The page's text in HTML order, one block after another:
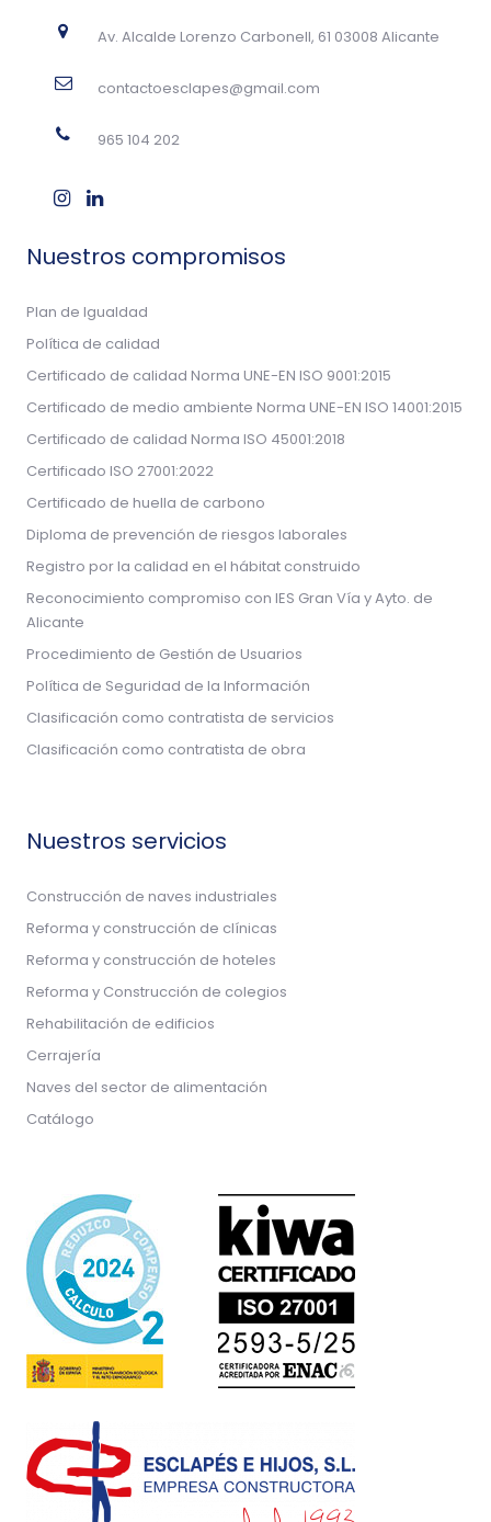
Av. Alcalde Lorenzo Carbonell, 61 03008 Alicante
contactoesclapes@gmail.com
965 104 202
Nuestros compromisos
Plan de Igualdad
Política de calidad
Certificado de calidad Norma UNE-EN ISO 9001:2015
Certificado de medio ambiente Norma UNE-EN ISO 14001:2015
Certificado de calidad Norma ISO 45001:2018
Certificado ISO 27001:2022
Certificado de huella de carbono
Diploma de prevención de riesgos laborales
Registro por la calidad en el hábitat construido
Reconocimiento compromiso con IES Gran Vía y Ayto. de
Alicante
Procedimiento de Gestión de Usuarios
Política de Seguridad de la Información
Clasificación como contratista de servicios
Clasificación como contratista de obra
Nuestros servicios
Construcción de naves industriales
Reforma y construcción de clínicas
Reforma y construcción de hoteles
Reforma y Construcción de colegios
Rehabilitación de edificios
Cerrajería
Naves del sector de alimentación
Catálogo